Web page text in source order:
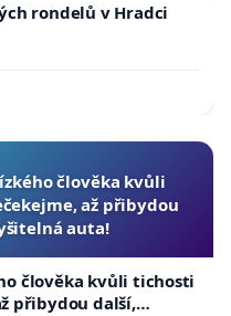
rondelů v Hradci
člověka kvůli
až přibydou
auta!
člověka kvůli tichosti
přibydou další,